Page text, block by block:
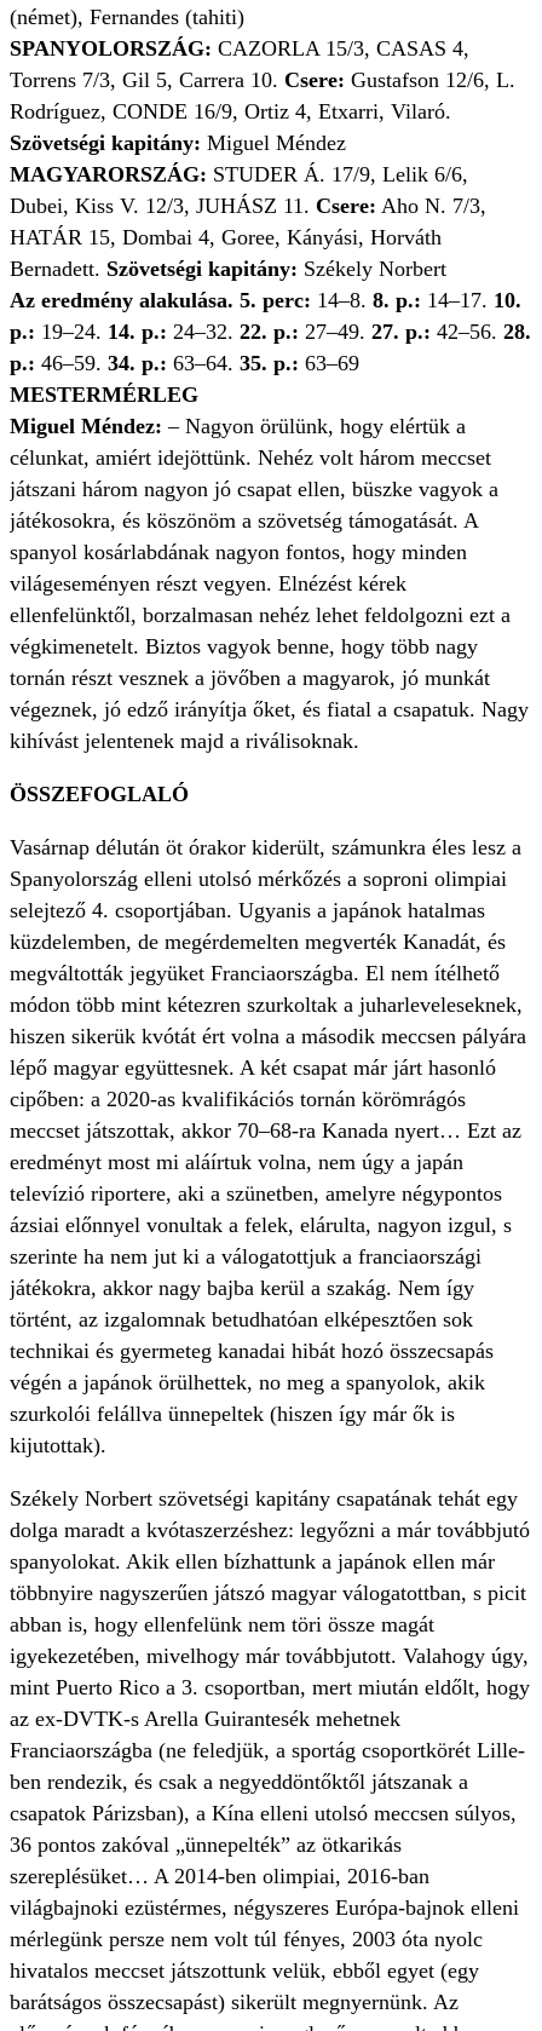
(német), Fernandes (tahiti)
SPANYOLORSZÁG: CAZORLA 15/3, CASAS 4,
Torrens 7/3, Gil 5, Carrera 10. Csere: Gustafson 12/6, L.
Rodríguez, CONDE 16/9, Ortiz 4, Etxarri, Vilaró.
Szövetségi kapitány: Miguel Méndez
MAGYARORSZÁG: STUDER Á. 17/9, Lelik 6/6,
Dubei, Kiss V. 12/3, JUHÁSZ 11. Csere: Aho N. 7/3,
HATÁR 15, Dombai 4, Goree, Kányási, Horváth
Bernadett. Szövetségi kapitány: Székely Norbert
Az eredmény alakulása. 5. perc: 14–8. 8. p.: 14–17. 10.
p.: 19–24. 14. p.: 24–32. 22. p.: 27–49. 27. p.: 42–56. 28.
p.: 46–59. 34. p.: 63–64. 35. p.: 63–69
MESTERMÉRLEG
Miguel Méndez: – Nagyon örülünk, hogy elértük a
célunkat, amiért idejöttünk. Nehéz volt három meccset
játszani három nagyon jó csapat ellen, büszke vagyok a
játékosokra, és köszönöm a szövetség támogatását. A
spanyol kosárlabdának nagyon fontos, hogy minden
világeseményen részt vegyen. Elnézést kérek
ellenfelünktől, borzalmasan nehéz lehet feldolgozni ezt a
végkimenetelt. Biztos vagyok benne, hogy több nagy
tornán részt vesznek a jövőben a magyarok, jó munkát
végeznek, jó edző irányítja őket, és fiatal a csapatuk. Nagy
kihívást jelentenek majd a riválisoknak.
ÖSSZEFOGLALÓ
Vasárnap délután öt órakor kiderült, számunkra éles lesz a
Spanyolország elleni utolsó mérkőzés a soproni olimpiai
selejtező 4. csoportjában. Ugyanis a japánok hatalmas
küzdelemben, de megérdemelten megverték Kanadát, és
megváltották jegyüket Franciaországba. El nem ítélhető
módon több mint kétezren szurkoltak a juharleveleseknek,
hiszen sikerük kvótát ért volna a második meccsen pályára
lépő magyar együttesnek. A két csapat már járt hasonló
cipőben: a 2020-as kvalifikációs tornán körömrágós
meccset játszottak, akkor 70–68-ra Kanada nyert… Ezt az
eredményt most mi aláírtuk volna, nem úgy a japán
televízió riportere, aki a szünetben, amelyre négypontos
ázsiai előnnyel vonultak a felek, elárulta, nagyon izgul, s
szerinte ha nem jut ki a válogatottjuk a franciaországi
játékokra, akkor nagy bajba kerül a szakág. Nem így
történt, az izgalomnak betudhatóan elképesztően sok
technikai és gyermeteg kanadai hibát hozó összecsapás
végén a japánok örülhettek, no meg a spanyolok, akik
szurkolói felállva ünnepeltek (hiszen így már ők is
kijutottak).
Székely Norbert szövetségi kapitány csapatának tehát egy
dolga maradt a kvótaszerzéshez: legyőzni a már továbbjutó
spanyolokat. Akik ellen bízhattunk a japánok ellen már
többnyire nagyszerűen játszó magyar válogatottban, s picit
abban is, hogy ellenfelünk nem töri össze magát
igyekezetében, mivelhogy már továbbjutott. Valahogy úgy,
mint Puerto Rico a 3. csoportban, mert miután eldőlt, hogy
az ex-DVTK-s Arella Guirantesék mehetnek
Franciaországba (ne feledjük, a sportág csoportkörét Lille-
ben rendezik, és csak a negyeddöntőktől játszanak a
csapatok Párizsban), a Kína elleni utolsó meccsen súlyos,
36 pontos zakóval „ünnepelték” az ötkarikás
szereplésüket… A 2014-ben olimpiai, 2016-ban
világbajnoki ezüstérmes, négyszeres Európa-bajnok elleni
mérlegünk persze nem volt túl fényes, 2003 óta nyolc
hivatalos meccset játszottunk velük, ebből egyet (egy
barátságos összecsapást) sikerült megnyernünk. Az